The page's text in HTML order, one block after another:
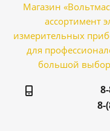
Магазин
ассортимент
измерительных
для
большой выбор
8-